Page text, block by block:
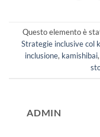
Questo elemento è
Strategie inclusive col
inclusione, kamishibai,
ADMIN